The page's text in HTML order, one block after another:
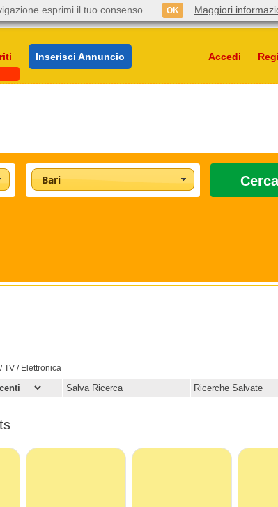
Inserisci Annuncio Accedi
Bari Cerca
TV / Elettronica
Salva Ricerca Ricerche Salvate
esprimi il tuo consenso. OK Maggiori